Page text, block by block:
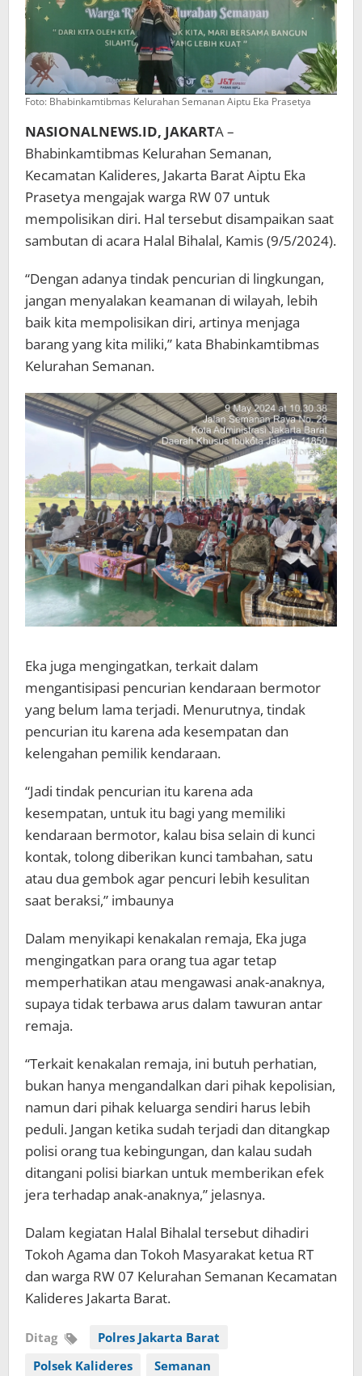
Foto: Bhabinkamtibmas Kelurahan Semanan Aiptu Eka Prasetya
NASIONALNEWS.ID, JAKARTA –
Bhabinkamtibmas Kelurahan Semanan,
Kecamatan Kalideres, Jakarta Barat Aiptu Eka
Prasetya mengajak warga RW 07 untuk
mempolisikan diri. Hal tersebut disampaikan saat
sambutan di acara Halal Bihalal, Kamis (9/5/2024).
“Dengan adanya tindak pencurian di lingkungan,
jangan menyalakan keamanan di wilayah, lebih
baik kita mempolisikan diri, artinya menjaga
barang yang kita miliki,” kata Bhabinkamtibmas
Kelurahan Semanan.
Eka juga mengingatkan, terkait dalam
mengantisipasi pencurian kendaraan bermotor
yang belum lama terjadi. Menurutnya, tindak
pencurian itu karena ada kesempatan dan
kelengahan pemilik kendaraan.
“Jadi tindak pencurian itu karena ada
kesempatan, untuk itu bagi yang memiliki
kendaraan bermotor, kalau bisa selain di kunci
kontak, tolong diberikan kunci tambahan, satu
atau dua gembok agar pencuri lebih kesulitan
saat beraksi,” imbaunya
Dalam menyikapi kenakalan remaja, Eka juga
mengingatkan para orang tua agar tetap
memperhatikan atau mengawasi anak-anaknya,
supaya tidak terbawa arus dalam tawuran antar
remaja.
“Terkait kenakalan remaja, ini butuh perhatian,
bukan hanya mengandalkan dari pihak kepolisian,
namun dari pihak keluarga sendiri harus lebih
peduli. Jangan ketika sudah terjadi dan ditangkap
polisi orang tua kebingungan, dan kalau sudah
ditangani polisi biarkan untuk memberikan efek
jera terhadap anak-anaknya,” jelasnya.
Dalam kegiatan Halal Bihalal tersebut dihadiri
Tokoh Agama dan Tokoh Masyarakat ketua RT
dan warga RW 07 Kelurahan Semanan Kecamatan
Kalideres Jakarta Barat.
Ditag
Polres Jakarta Barat
Polsek Kalideres
Semanan